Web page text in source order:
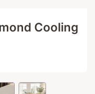
Cooling